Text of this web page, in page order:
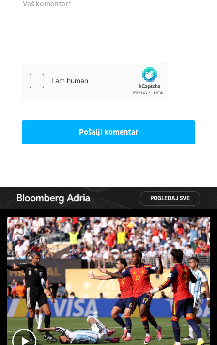
Pošalji komentar
POGLEDAJ SVE